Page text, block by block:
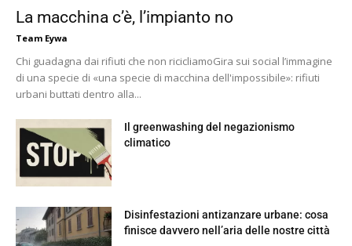
La macchina c’è, l’impianto no
Team Eywa
Chi guadagna dai rifiuti che non ricicliamoGira sui social l’immagine
di una specie di «una specie di macchina dell'impossibile»: rifiuti
urbani buttati dentro alla...
Il greenwashing del negazionismo
climatico
Disinfestazioni antizanzare urbane: cosa
finisce davvero nell’aria delle nostre città